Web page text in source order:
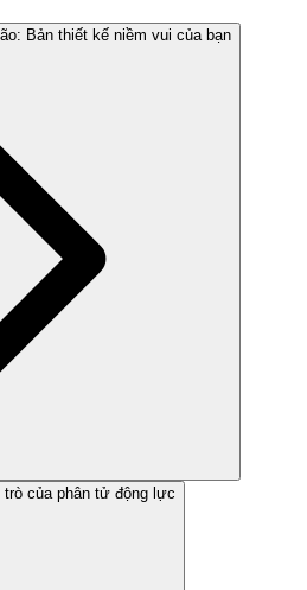
Bản thiết kế niềm vui của bạn
trò của phân tử động lực